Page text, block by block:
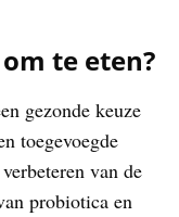
te eten?
gezonde keuze
toegevoegde
van de
probiotica en